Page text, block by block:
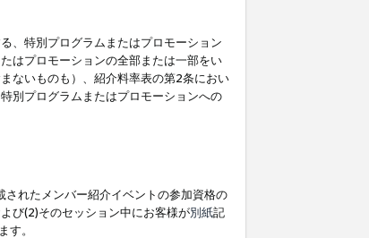
、特別プログラムまたはプロモーション
はプロモーションの全部または一部をい
ないものも）、紹介料率表の第2条におい
別プログラムまたはプロモーションへの
されたメンバー紹介イベントの参加資格の
び(2)そのセッション中にお客様が別紙記
す。